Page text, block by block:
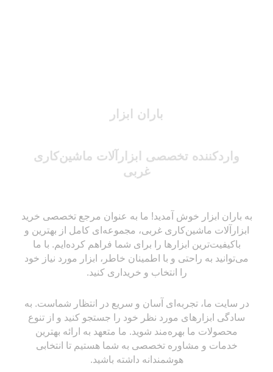
باران ابزار
واردکننده تخصصی ابزارآلات ماشین‌کاری
غربی
به باران ابزار خوش آمدید! ما به عنوان مرجع تخصصی خرید
ابزارآلات ماشین‌کاری غربی، مجموعه‌ای کامل از بهترین و
باکیفیت‌ترین ابزارها را برای شما فراهم کرده‌ایم. با ما
می‌توانید به راحتی و با اطمینان خاطر، ابزار مورد نیاز خود
را انتخاب و خریداری کنید.
در سایت ما، تجربه‌ای آسان و سریع در انتظار شماست. به
سادگی ابزارهای مورد نظر خود را جستجو کنید و از تنوع
محصولات ما بهره‌مند شوید. ما متعهد به ارائه بهترین
خدمات و مشاوره تخصصی به شما هستیم تا انتخابی
هوشمندانه داشته باشید.